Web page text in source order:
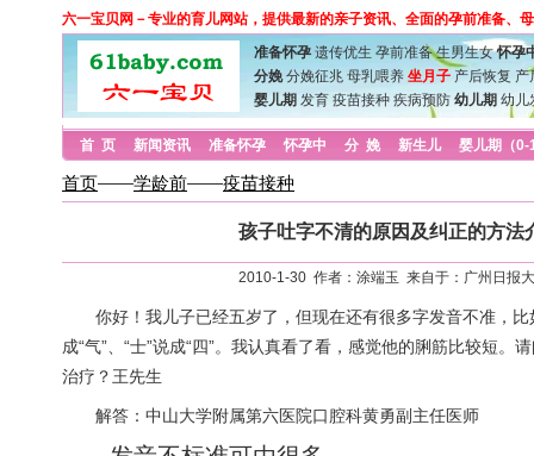
六一宝贝网－专业的育儿网站，提供最新的亲子资讯、全面的孕前准备、
准备怀孕 遗传优生 孕前准备 生男生女 怀孕
分娩 分娩征兆 母乳喂养 坐月子 产后恢复 产
婴儿期 发育 疫苗接种 疾病预防 幼儿期 幼儿
首 页 新闻资讯 准备怀孕 怀孕中 分 娩 新生儿 婴儿期（0-
首页——学龄前——疫苗接种
孩子吐字不清的原因及纠正的方法
2010-1-30 作者：涂端玉 来自于：广州日报
你好！我儿子已经五岁了，但现在还有很多字发音不准，比如
成“气”、“士”说成“四”。我认真看了看，感觉他的脷筋比较短。
治疗？王先生
解答：中山大学附属第六医院口腔科黄勇副主任医师